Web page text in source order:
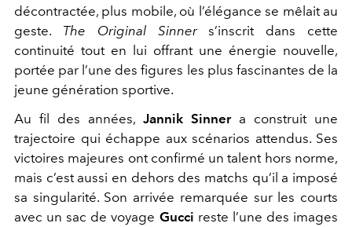
décontractée, plus mobile, où l’élégance se mêlait au
geste. The Original Sinners’inscrit dans cette
continuité tout en lui offrant une énergie nouvelle,
portée par l’une des figures les plus fascinantes de la
jeune génération sportive.
Au fil des années, Jannik Sinnera construit une
trajectoire qui échappe aux scénarios attendus. Ses
victoires majeures ont confirmé un talent hors norme,
mais c’est aussi en dehors des matchs qu’il a imposé
sa singularité. Son arrivée remarquée sur les courts
avec un sac de voyage Gucci reste l’une des images